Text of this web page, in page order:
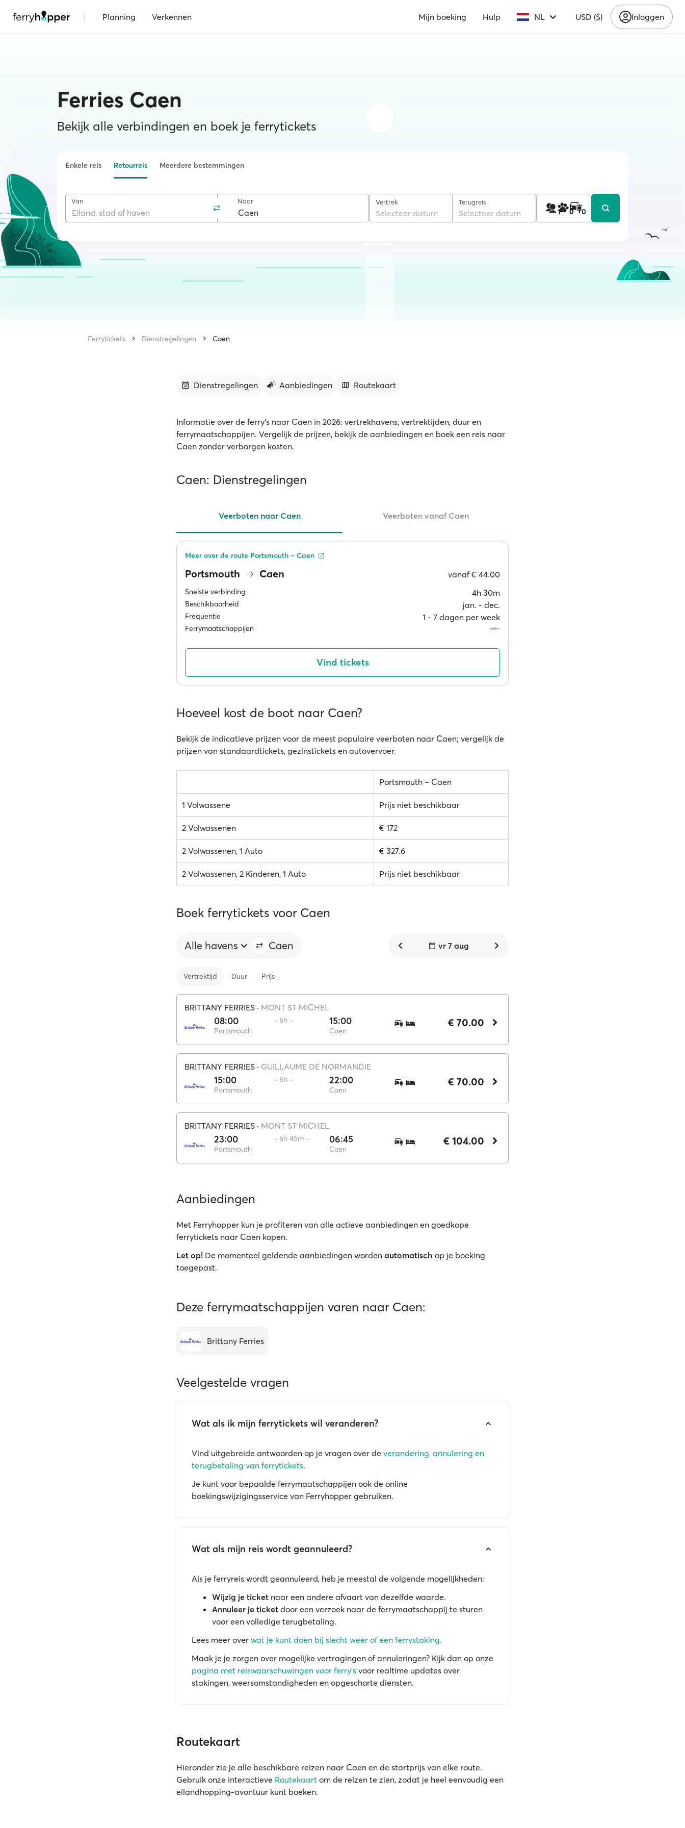
| Planning Verkennen Mijn boeking Hulp NL USD ($) Inloggen
Ferries Caen
Bekijk alle verbindingen en boek je ferrytickets
Enkele reis Retourreis Meerdere bestemmingen
Van Naar Vertrek
Selecteer datum
Terugreis
Selecteer datum 1 0 0
Ferrytickets Dienstregelingen Caen
Dienstregelingen Aanbiedingen Routekaart
Informatie over de ferry's naar Caen in 2026: vertrekhavens, vertrektijden, duur en
ferrymaatschappijen. Vergelijk de prijzen, bekijk de aanbiedingen en boek een reis naar
Caen zonder verborgen kosten.
Caen: Dienstregelingen
Veerboten naar Caen Veerboten vanaf Caen
Portsmouth Caen vanaf€ 44.00
Snelste verbinding 4h 30m
Beschikbaarheid jan. ‐ dec.
Frequentie 1 ‐ 7 dagen per week
Ferrymaatschappijen
Meer over de route Portsmouth – Caen
Vind tickets
Hoeveel kost de boot naar Caen?
Bekijk de indicatieve prijzen voor de meest populaire veerboten naar Caen; vergelijk de
prijzen van standaardtickets, gezinstickets en autovervoer.
Portsmouth – Caen
1 Volwassene Prijs niet beschikbaar
2 Volwassenen € 172
2 Volwassenen, 1 Auto € 327.6
2 Volwassenen, 2 Kinderen, 1 Auto Prijs niet beschikbaar
Boek ferrytickets voor Caen
Alle havens Caen vr 7 aug
Vertrektijd Duur Prijs
BRITTANY FERRIES · MONT ST MICHEL
08:00
Portsmouth
·· 6h ·· 15:00
Caen
€ 70.00
BRITTANY FERRIES · GUILLAUME DE NORMANDIE
15:00
Portsmouth
·· 6h ·· 22:00
Caen
€ 70.00
BRITTANY FERRIES · MONT ST MICHEL
23:00
Portsmouth
·· 6h 45m ·· 06:45
Caen
€ 104.00
Aanbiedingen
Met Ferryhopper kun je profiteren van alle actieve aanbiedingen en goedkope
ferrytickets naar Caen kopen.
Let op! De momenteel geldende aanbiedingen worden automatisch op je boeking
toegepast.
Deze ferrymaatschappijen varen naar Caen:
Brittany Ferries
Veelgestelde vragen
Wat als ik mijn ferrytickets wil veranderen?
Vind uitgebreide antwoorden op je vragen over de verandering, annulering en
terugbetaling van ferrytickets.
Je kunt voor bepaalde ferrymaatschappijen ook de online
boekingswijzigingsservice van Ferryhopper gebruiken.
Wat als mijn reis wordt geannuleerd?
Als je ferryreis wordt geannuleerd, heb je meestal de volgende mogelijkheden:
Wijzig je ticket naar een andere afvaart van dezelfde waarde.
Annuleer je ticket door een verzoek naar de ferrymaatschappij te sturen
voor een volledige terugbetaling.
Lees meer over wat je kunt doen bij slecht weer of een ferrystaking.
Maak je je zorgen over mogelijke vertragingen of annuleringen? Kijk dan op onze
pagina met reiswaarschuwingen voor ferry's voor realtime updates over
stakingen, weersomstandigheden en opgeschorte diensten.
Routekaart
Hieronder zie je alle beschikbare reizen naar Caen en de startprijs van elke route.
Gebruik onze interactieve Routekaart om de reizen te zien, zodat je heel eenvoudig een
eilandhopping-avontuur kunt boeken.